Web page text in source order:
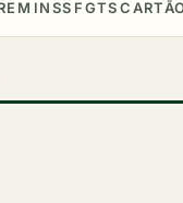
INSS FGTS